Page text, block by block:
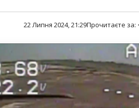
22 Липня 2024, 21:29Прочитаєте за: